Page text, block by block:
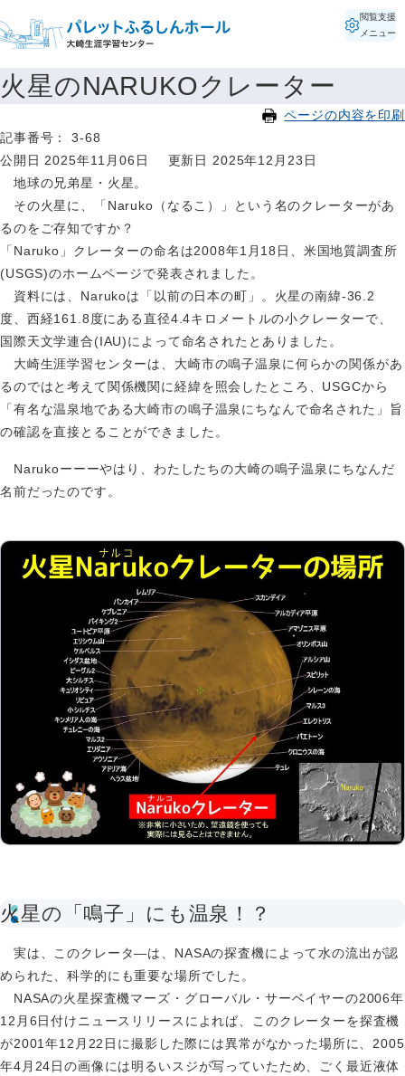
閲覧支援
メニュー
火星のNARUKOクレーター
ページの内容を印刷
記事番号： 3-68
公開日 2025年11月06日
更新日 2025年12月23日
地球の兄弟星・火星。
その火星に、「Naruko（なるこ）」という名のクレーターがあ
るのをご存知ですか？
「Naruko」クレーターの命名は2008年1月18日、米国地質調査所
(USGS)のホームページで発表されました。
資料には、Narukoは「以前の日本の町」。火星の南緯-36.2
度、西経161.8度にある直径4.4キロメートルの小クレーターで、
国際天文学連合(IAU)によって命名されたとありました。
大崎生涯学習センターは、大崎市の鳴子温泉に何らかの関係があ
るのではと考えて関係機関に経緯を照会したところ、USGCから
「有名な温泉地である大崎市の鳴子温泉にちなんで命名された」旨
の確認を直接とることができました。
Narukoーーーやはり、わたしたちの大崎の鳴子温泉にちなんだ
名前だったのです。
火星の「鳴子」にも温泉！？
実は、このクレータ―は、NASAの探査機によって水の流出が認
められた、科学的にも重要な場所でした。
NASAの火星探査機マーズ・グローバル・サーベイヤーの2006年
12月6日付けニュースリリースによれば、このクレーターを探査機
が2001年12月22日に撮影した際には異常がなかった場所に、2005
年4月24日の画像には明るいスジが写っていたため、ごく最近液体